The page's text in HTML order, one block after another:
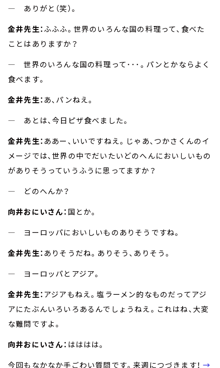
― ありがと（笑）。
金井先生：ふふふ。世界のいろんな国の料理って、食べた
ことはありますか？
― 世界のいろんな国の料理って･･･。パンとかならよく
食べます。
金井先生： あ、パンねえ。
― あとは、今日ピザ食べました。
金井先生： ああー、いいですねえ。じゃあ、つかさくんのイ
メージでは、世界の中でだいたいどのへんにおいしいもの
がありそうっていうふうに思ってますか？
― どのへんか？
向井おにいさん： 国とか。
― ヨーロッパにおいしいものありそうですね。
金井先生： ありそうだね。ありそう、ありそう。
― ヨーロッパとアジア。
金井先生： アジアもねえ。塩ラーメン的なものだってアジ
アにたぶんいろいろあるんでしょうねえ。これはね、大変
な難問ですよ。
向井おにいさん： はははは。
今回もなかなか手ごわい質問です。来週につづきます！→